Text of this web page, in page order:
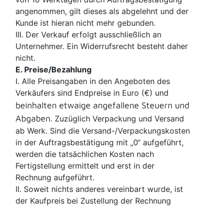
angenommen, gilt dieses als abgelehnt und der
Kunde ist hieran nicht mehr gebunden.
III. Der Verkauf erfolgt ausschließlich an
Unternehmer. Ein Widerrufsrecht besteht daher
nicht.
E. Preise/Bezahlung
I. Alle Preisangaben in den Angeboten des
Verkäufers sind Endpreise in Euro (€) und
beinhalten etwaige angefallene Steuern und
Abgaben. Zuzüglich Verpackung und Versand
ab Werk. Sind die Versand-/Verpackungskosten
in der Auftragsbestätigung mit „0“ aufgeführt,
werden die tatsächlichen Kosten nach
Fertigstellung ermittelt und erst in der
Rechnung aufgeführt.
II. Soweit nichts anderes vereinbart wurde, ist
der Kaufpreis bei Zustellung der Rechnung